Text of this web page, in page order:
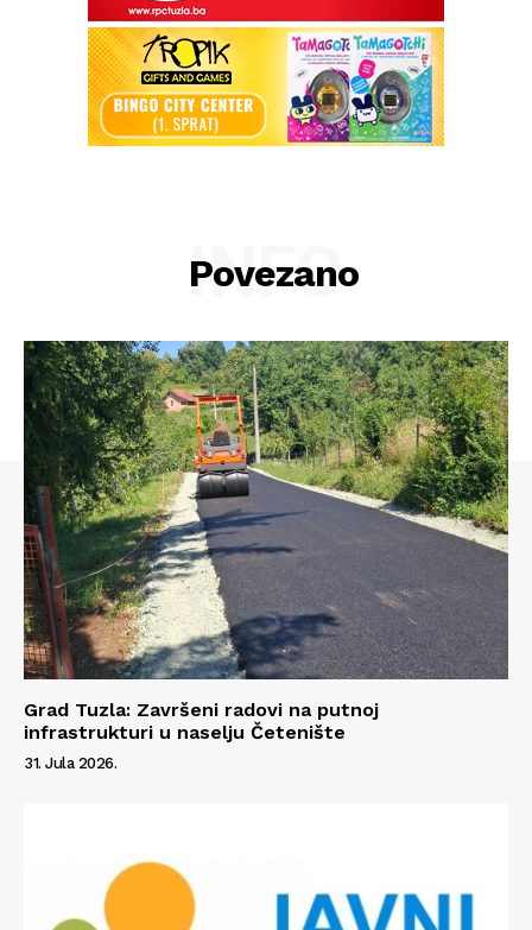
Povezano
INFO
Grad Tuzla: Završeni radovi na putnoj
infrastrukturi u naselju Četenište
31. Jula 2026.